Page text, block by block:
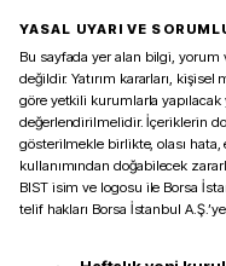
YASAL UYARI VE
Bu sayfada yer alan bilgi, yorum
değildir. Yatırım kararları,
göre yetkili kurumlarla yapılacak
değerlendirilmelidir. İçeriklerin
gösterilmekle birlikte, olası
kullanımından doğabilecek
BIST isim ve logosu ile Borsa
telif hakları Borsa İstanbul